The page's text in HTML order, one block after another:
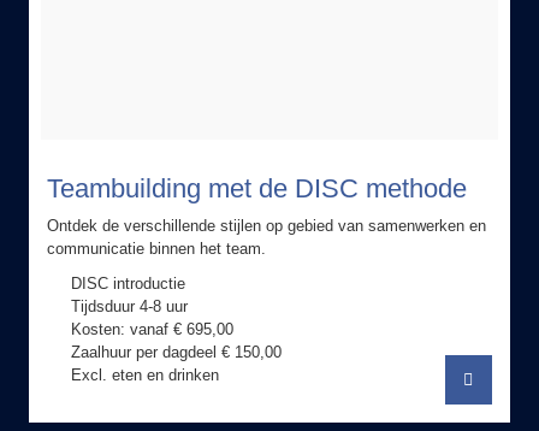
Ontdek de verschillende stijlen op gebied van samenwerken en
communicatie binnen het team.
DISC introductie
Tijdsduur 4-8 uur
Kosten: vanaf € 695,00
Zaalhuur per dagdeel € 150,00
Excl. eten en drinken